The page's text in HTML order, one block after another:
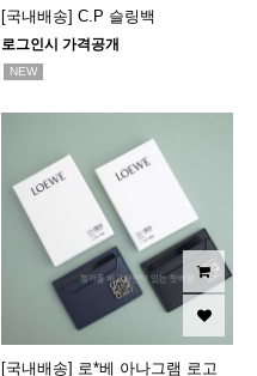
[국내배송] C.P 슬링백
로그인시 가격공개
NEW
[국내배송] 로*베 아나그램 로고